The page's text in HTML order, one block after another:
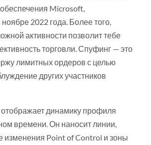
Microsoft,
2022 года. Более того,
активности позволит тебе
торговли. Спуфинг — это
лимитных ордеров с целью
других участников
динамику профиля
времени. Он наносит линии,
Point of Control и зоны